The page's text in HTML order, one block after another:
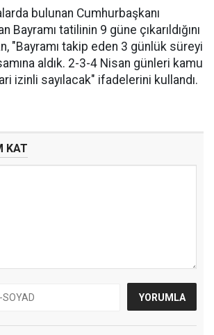
bulunan Cumhurbaşkanı
Bayramı tatilinin 9 güne çıkarıldığını
"Bayramı takip eden 3 günlük süreyi
aldık. 2-3-4 Nisan günleri kamu
izinli sayılacak" ifadelerini kullandı.
KAT